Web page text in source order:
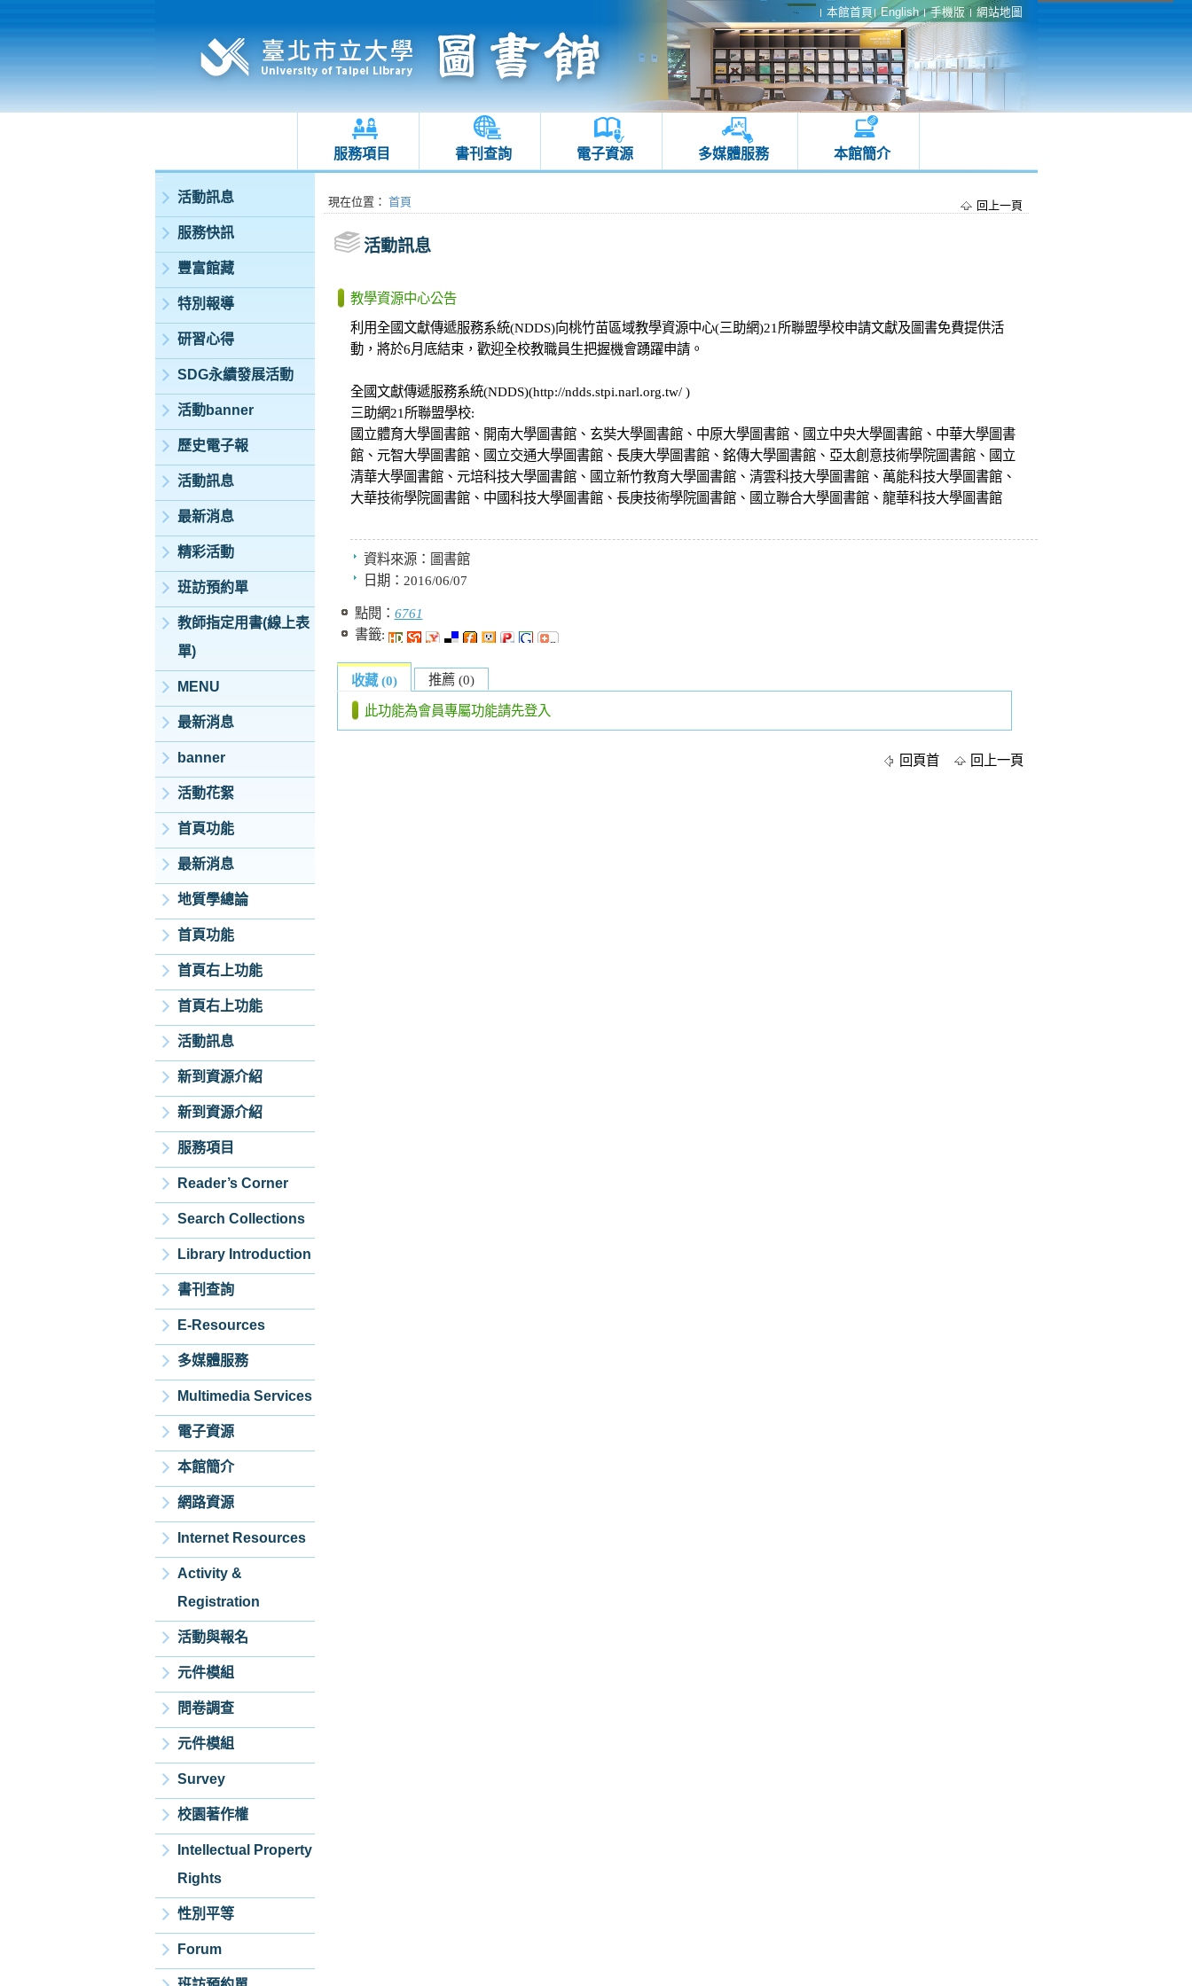
本館首頁 English 手機版 網站地圖
服務項目 書刊查詢 電子資源 多媒體服務 本館簡介
:::
活動訊息
服務快訊
豐富館藏
特別報導
研習心得
SDG永續發展活動
活動banner
歷史電子報
活動訊息
最新消息
精彩活動
班訪預約單
教師指定用書(線上表
單)
MENU
最新消息
banner
活動花絮
首頁功能
最新消息
地質學總論
首頁功能
首頁右上功能
首頁右上功能
活動訊息
新到資源介紹
新到資源介紹
服務項目
Reader’s Corner
Search Collections
Library Introduction
書刊查詢
E-Resources
多媒體服務
Multimedia Services
電子資源
本館簡介
網路資源
Internet Resources
Activity &
Registration
活動與報名
元件模組
問卷調查
元件模組
Survey
校園著作權
Intellectual Property
Rights
性別平等
Forum
:::現在位置 ： 首頁 回上一頁
活動訊息
教學資源中心公告
利用全國文獻傳遞服務系統(NDDS)向桃竹苗區域教學資源中心(三助網)21所聯盟學校申請文獻及圖書免費提供活
動，將於6月底結束，歡迎全校教職員生把握機會踴躍申請。
全國文獻傳遞服務系統(NDDS)(http://ndds.stpi.narl.org.tw/ )
三助網21所聯盟學校:
國立體育大學圖書館、開南大學圖書館、玄奘大學圖書館、中原大學圖書館、國立中央大學圖書館、中華大學圖書
館、元智大學圖書館、國立交通大學圖書館、長庚大學圖書館、銘傳大學圖書館、亞太創意技術學院圖書館、國立
清華大學圖書館、元培科技大學圖書館、國立新竹教育大學圖書館、清雲科技大學圖書館、萬能科技大學圖書館、
大華技術學院圖書館、中國科技大學圖書館、長庚技術學院圖書館、國立聯合大學圖書館、龍華科技大學圖書館
資料來源： 圖書館
日期： 2016/06/07
點閱： 6761
書籤:
收藏 (0) 推薦 (0)
此功能為會員專屬功能請先登入
回頁首 回上一頁